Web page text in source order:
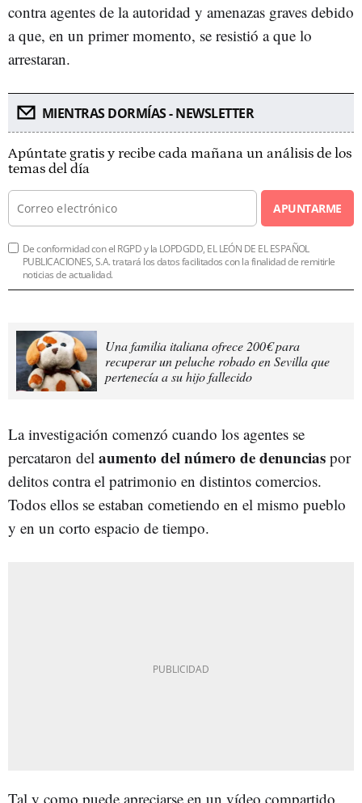
contra agentes de la autoridad y amenazas graves debido
a que, en un primer momento, se resistió a que lo
arrestaran.
MIENTRAS DORMÍAS - NEWSLETTER
Apúntate gratis y recibe cada mañana un análisis de los
temas del día
APUNTARME
De conformidad con el RGPD y la LOPDGDD, EL LEÓN DE EL ESPAÑOL
PUBLICACIONES, S.A. tratará los datos facilitados con la finalidad de remitirle
noticias de actualidad.
Una familia italiana ofrece 200€ para
recuperar un peluche robado en Sevilla que
pertenecía a su hijo fallecido
La investigación comenzó cuando los agentes se
percataron del aumento del número de denuncias por
delitos contra el patrimonio en distintos comercios.
Todos ellos se estaban cometiendo en el mismo pueblo
y en un corto espacio de tiempo.
Tal y como puede apreciarse en un vídeo compartido